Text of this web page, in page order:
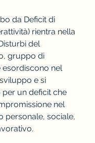
da Deficit di
rientra nella
del
gruppo di
esordiscono nel
e si
un deficit che
nel
personale, sociale,